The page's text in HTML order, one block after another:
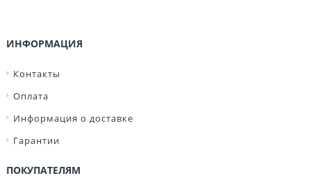
ИНФОРМАЦИЯ
Контакты
Оплата
Информация о доставке
Гарантии
ПОКУПАТЕЛЯМ